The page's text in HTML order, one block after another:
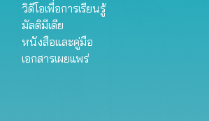
วิดีโอเพื่อการเรียนรู้
มัลติมีเดีย
หนังสือและคู่มือ
เอกสารเผยแพร่